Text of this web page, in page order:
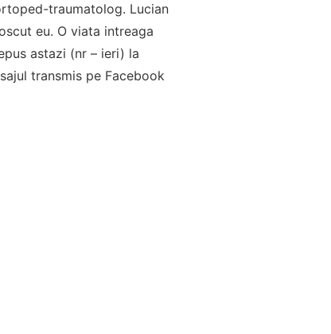
traumatolog. Lucian
eu. O viata intreaga
astazi (nr – ieri) la
transmis pe Facebook